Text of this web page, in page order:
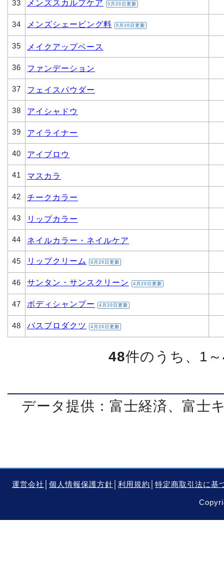
33 メンズスカルプケア 5月20日更新
34 メンズシェービング料 5月20日更新
35 メイクアップベース
36 ファンデーション
37 フェイスパウダー
38 アイシャドウ
39 アイライナー
40 アイブロウ
41 マスカラ
42 チークカラー
43 リップカラー
44 ネイルカラー・ネイルケア
45 リップクリーム 4月20日更新
46 サンタン・サンスクリーン 4月20日更新
47 ボディシャンプー 4月20日更新
48 バスプロダクツ 4月20日更新
48件のうち、1
データ提供：富士経済、富士
運営会社 個人情報保護方針 利用規約 特定商取引法に基